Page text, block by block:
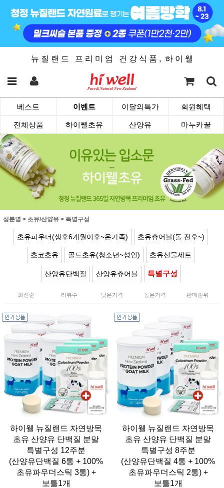
뉴 질 랜 드 프 리 미 엄 건 강 식 품 , 하 이 웰
베스트 이벤트 이달의특가 회원혜택
전체상품 하이웰초유 산양유 마누카꿀
성분별 > 초유/산양유 > 특별구성
초유파우더(생후6개월이후~온가족) 초유츄어블(돌 전후~)
초코초유 골드초유(청소년~성인) 초유선물세트
산양유단백질 산양유츄어블 특별구성
최신순 리뷰수 낮은가격 높은가격 판매순위
하이웰 뉴질랜드 자연방목
초유 산양유 단백질 분말
특별구성 12주분
(산양유단백질 6통 + 100%
초유파우더스틱 3통) +
보틀1개
하이웰 뉴질랜드 자연방목
초유 산양유 단백질 분말
특별구성 8주분
(산양유단백질 4통 + 100%
초유파우더스틱 2통) +
보틀1개